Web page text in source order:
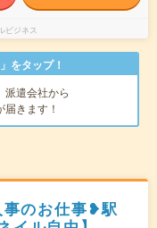
ビジネス
をタップ！
派遣会社から
届きます！
のお仕事❥駅